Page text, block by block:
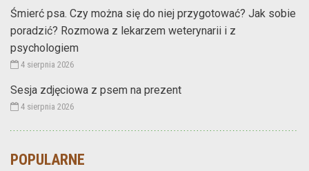
Śmierć psa. Czy można się do niej przygotować? Jak sobie
poradzić? Rozmowa z lekarzem weterynarii i z
psychologiem
4 sierpnia 2026
Sesja zdjęciowa z psem na prezent
4 sierpnia 2026
POPULARNE